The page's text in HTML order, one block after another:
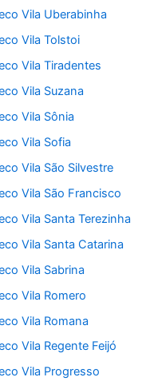
Vila Uberabinha
Vila Tolstoi
Vila Tiradentes
Vila Suzana
Vila Sônia
Vila Sofia
Vila São Silvestre
Vila São Francisco
Vila Santa Terezinha
Vila Santa Catarina
Vila Sabrina
Vila Romero
Vila Romana
Vila Regente Feijó
Vila Progresso